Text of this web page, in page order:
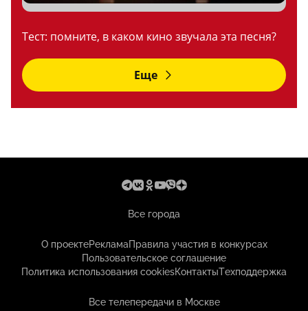
Тест: помните, в каком кино звучала эта песня?
Еще
Все города
О проектеРекламаПравила участия в конкурсах
Пользовательское соглашение
Политика использования cookiesКонтактыТехподдержка
Все телепередачи в Москве